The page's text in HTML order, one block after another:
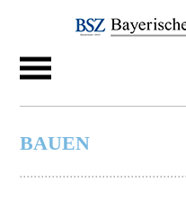
BAUEN